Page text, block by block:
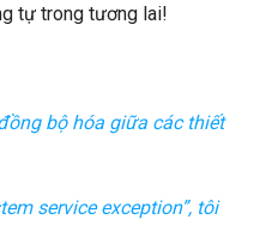
tự trong tương lai!
bộ hóa giữa các thiết
service exception”, tôi